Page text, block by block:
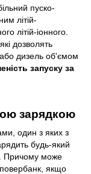
пуско-
літій-
літій-іонного.
дозволять
дизель об'ємом
запуску за
зарядкою
один з яких з
будь-який
Причому може
якщо